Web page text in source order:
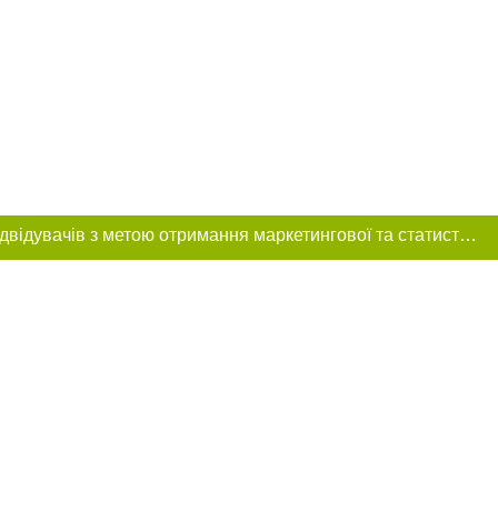
Цей сайт використовує «cookies». Також веб-сайт використовує інтернет-сервіс для збору технічних даних стосовно відвідувачів з метою отримання маркетингової та статистичної інформації. Умови обробки даних відвідувачів сайту див.